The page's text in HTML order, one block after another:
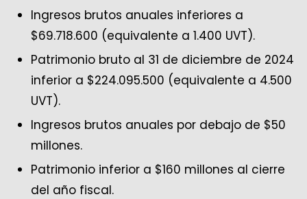
Ingresos brutos anuales inferiores a
$69.718.600 (equivalente a 1.400 UVT).
Patrimonio bruto al 31 de diciembre de 2024
inferior a $224.095.500 (equivalente a 4.500
UVT).
Ingresos brutos anuales por debajo de $50
millones.
Patrimonio inferior a $160 millones al cierre
del año fiscal.